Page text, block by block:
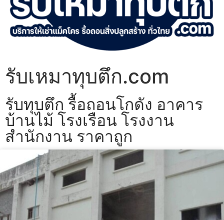
รับเหมาทุบตึก.com
รับทุบตึก รื้อถอนโกดัง อาคาร
บ้านไม้ โรงเรือน โรงงาน
สำนักงาน ราคาถูก